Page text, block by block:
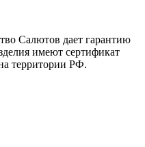
Салютов дает гарантию
имеют сертификат
территории РФ.